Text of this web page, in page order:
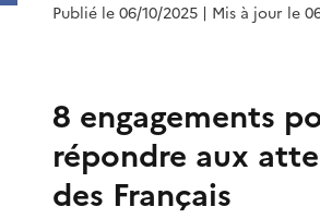
Publié le 06/10/2025 | Mis à jour le
8 engagements
répondre aux
des Français